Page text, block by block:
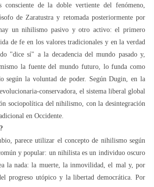
consciente de la doble vertiente del fenómeno,
de Zaratustra y retomada posteriormente por
un nihilismo pasivo y otro activo: el primero
de fe en los valores tradicionales y en la verdad
"dice sí" a la decadencia del mundo pasado y,
la fuente del mundo futuro, lo funda como
según la voluntad de poder. Según Dugin, en la
conservadora, el sistema liberal global
sociopolítica del nihilismo, con la desintegración
en Occidente.
parece utilizar el concepto de nihilismo según
y popular: un nihilista es un individuo oscuro
la nada: la muerte, la inmovilidad, el mal y, por
progreso utópico y la libertad democrática. Por